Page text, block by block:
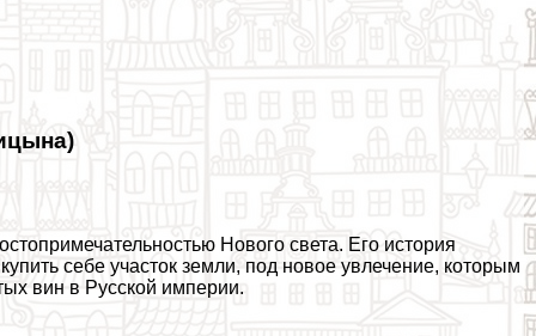
Нового света. Его история
себе участок земли, под новое увлечение, которым
вин в Русской империи.